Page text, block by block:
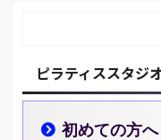
ピラティススタジ
初めての方へ